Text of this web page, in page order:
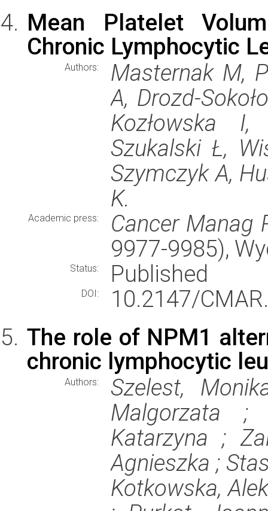
Mean Platelet
Chronic Lymphocytic
Authors:
Masternak M,
A, Drozd-
Kozłowska
Szukalski Ł,
Szymczyk A,
K.
Academic press:
Cancer Manag
9977-9985),
Status: Published
DOI:
10.2147/
The role of NPM1
chronic lymphocytic
Authors:
Szelest,
Malgorzata ;
Katarzyna ;
Agnieszka ;
Kotkowska,